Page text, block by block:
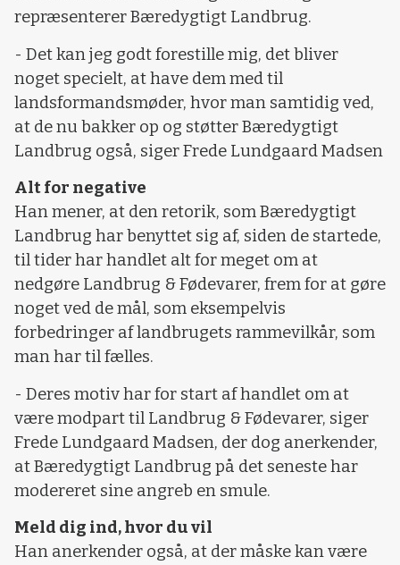
repræsenterer Bæredygtigt Landbrug.
- Det kan jeg godt forestille mig, det bliver
noget specielt, at have dem med til
landsformandsmøder, hvor man samtidig ved,
at de nu bakker op og støtter Bæredygtigt
Landbrug også, siger Frede Lundgaard Madsen
Alt for negative
Han mener, at den retorik, som Bæredygtigt
Landbrug har benyttet sig af, siden de startede,
til tider har handlet alt for meget om at
nedgøre Landbrug & Fødevarer, frem for at gøre
noget ved de mål, som eksempelvis
forbedringer af landbrugets rammevilkår, som
man har til fælles.
- Deres motiv har for start af handlet om at
være modpart til Landbrug & Fødevarer, siger
Frede Lundgaard Madsen, der dog anerkender,
at Bæredygtigt Landbrug på det seneste har
modereret sine angreb en smule.
Meld dig ind, hvor du vil
Han anerkender også, at der måske kan være